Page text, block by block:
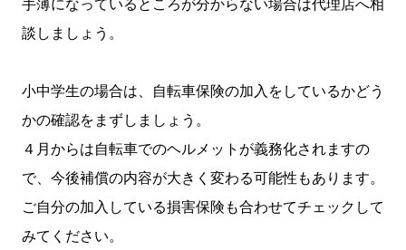
談しましょう。
小中学生の場合は、自転車保険の加入をしているかどう
かの確認をまずしましょう。
４月からは自転車でのヘルメットが義務化されますの
で、今後補償の内容が大きく変わる可能性もあります。
ご自分の加入している損害保険も合わせてチェックして
みてください。